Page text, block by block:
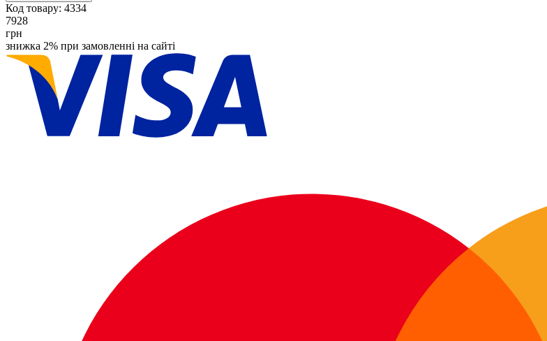
Код товару: 4334
7928
грн
знижка 2% при замовленні на сайті